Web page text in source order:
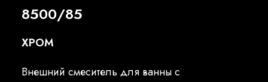
8500/85
ХРОМ
Внешний смеситель для ванны с